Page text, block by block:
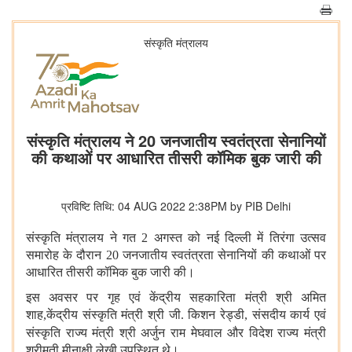
संस्‍कृति मंत्रालय
संस्कृति मंत्रालय ने 20 जनजातीय स्वतंत्रता सेनानियों
की कथाओं पर आधारित तीसरी कॉमिक बुक जारी की
प्रविष्टि तिथि: 04 AUG 2022 2:38PM by PIB Delhi
संस्कृति मंत्रालय ने गत 2 अगस्त को नई दिल्ली में तिरंगा उत्सव
समारोह के दौरान 20 जनजातीय स्वतंत्रता सेनानियों की कथाओं पर
आधारित तीसरी कॉमिक बुक जारी की।
इस अवसर पर गृह एवं केंद्रीय सहकारिता मंत्री श्री अमित
शाह,केंद्रीय संस्कृति मंत्री श्री जी. किशन रेड्डी, संसदीय कार्य एवं
संस्कृति राज्य मंत्री श्री अर्जुन राम मेघवाल और विदेश राज्य मंत्री